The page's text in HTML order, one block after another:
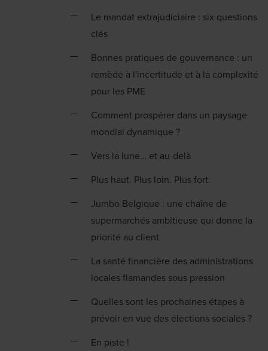
Le mandat extrajudiciaire : six questions
clés
Bonnes pratiques de gouvernance : un
remède à l'incertitude et à la complexité
pour les PME
Comment prospérer dans un paysage
mondial dynamique ?
Vers la lune… et au-delà
Plus haut. Plus loin. Plus fort.
Jumbo Belgique : une chaîne de
supermarchés ambitieuse qui donne la
priorité au client
La santé financière des administrations
locales flamandes sous pression
Quelles sont les prochaines étapes à
prévoir en vue des élections sociales ?
En piste !